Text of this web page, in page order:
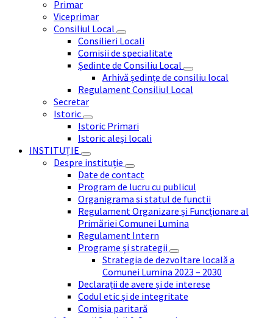
Primar
Viceprimar
Consiliul Local
Consilieri Locali
Comisii de specialitate
Ședinte de Consiliu Local
Arhivă ședințe de consiliu local
Regulament Consiliul Local
Secretar
Istoric
Istoric Primari
Istoric aleși locali
INSTITUȚIE
Despre instituție
Date de contact
Program de lucru cu publicul
Organigrama si statul de functii
Regulament Organizare și Funcționare al
Primăriei Comunei Lumina
Regulament Intern
Programe și strategii
Strategia de dezvoltare locală a
Comunei Lumina 2023 – 2030
Declarații de avere și de interese
Codul etic și de integritate
Comisia paritară